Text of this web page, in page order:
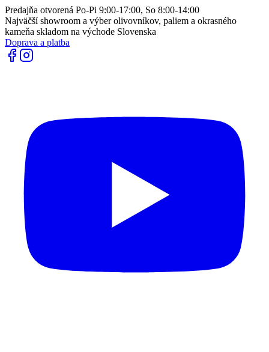
Predajňa otvorená Po-Pi 9:00-17:00, So 8:00-14:00
Najväčší showroom a výber olivovníkov, paliem a okrasného
kameňa skladom na východe Slovenska
Doprava a platba